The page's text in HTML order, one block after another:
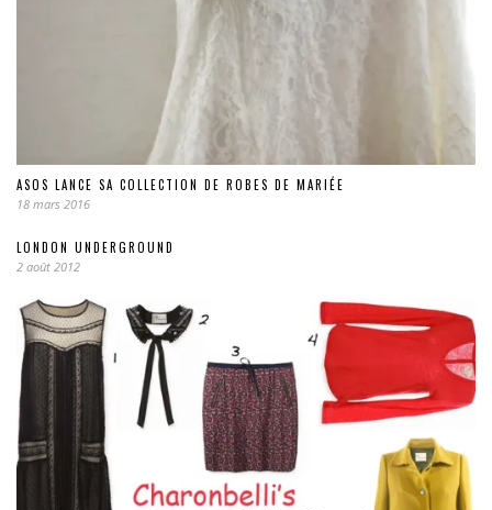
ASOS LANCE SA COLLECTION DE ROBES DE MARIÉE
18 mars 2016
LONDON UNDERGROUND
2 août 2012